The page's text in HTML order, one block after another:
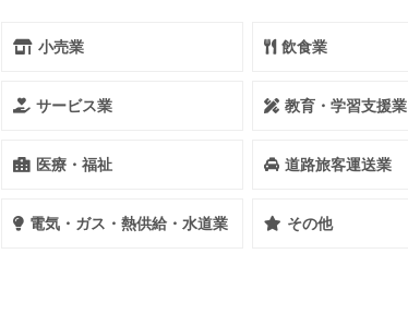
小売業 飲食業
サービス業 教育・学習支援業
医療・福祉 道路旅客運送業
電気・ガス・熱供給・水道業 その他